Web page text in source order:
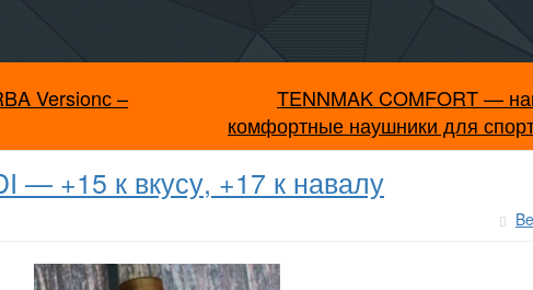
Versionс –
TENNMAK COMFORT —
комфортные наушники для
— +15 к вкусу, +17 к навалу